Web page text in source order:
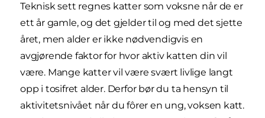
Teknisk sett regnes katter som voksne når de er
ett år gamle, og det gjelder til og med det sjette
året, men alder er ikke nødvendigvis en
avgjørende faktor for hvor aktiv katten din vil
være. Mange katter vil være svært livlige langt
opp i tosifret alder. Derfor bør du ta hensyn til
aktivitetsnivået når du fôrer en ung, voksen katt.